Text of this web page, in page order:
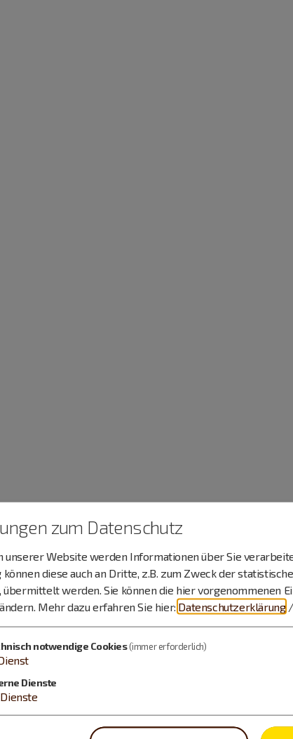
zum Datenschutz
unserer Website werden Informationen über Sie
können diese auch an Dritte, z.B. zum Zweck der
übermittelt werden. Sie können die hier vorgenommenen
Mehr dazu erfahren Sie hier: Datenschutzerklärung /
notwendige Cookies(immer erforderlich)
Dienste
Dienste